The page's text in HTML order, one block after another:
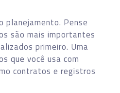
planejamento. Pense
são mais importantes
primeiro. Uma
que você usa com
contratos e registros